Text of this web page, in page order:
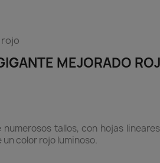
MEJORADO
tallos, con hojas
color rojo luminoso.